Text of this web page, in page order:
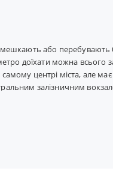
або перебувають
доїхати можна всього
центрі міста, але
залізничним